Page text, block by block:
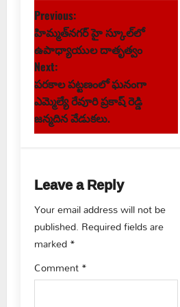
P
o
s
t
n
v
i
g
a
Previous:
హిమ్మత్‌నగర్ హై స్కూల్‌లో
ఉపాధ్యాయుల దాతృత్వం
Next:
పరకాల పట్టణంలో ఘనంగా
ఎమ్మెల్యే రేవూరి ప్రకాష్ రెడ్డి
జన్మదిన వేడుకలు.
Leave a Reply
Your email address will not be
published. Required fields are
marked*
Comment*